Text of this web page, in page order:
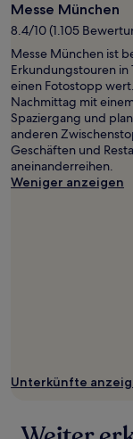
Bedingungen
gelten.
Messe München
8.4/10 (1.105
Messe München ist
Erkundungstouren
einen Fotostopp
Nachmittag mit
Spaziergang und
anderen
Geschäften und
aneinanderreihen.
Weniger anzeigen
Unterkünfte